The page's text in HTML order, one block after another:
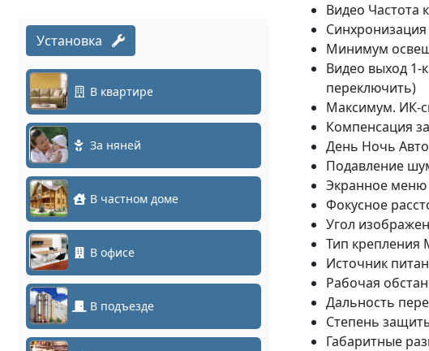
Установка
В квартире
За няней
В частном доме
В офисе
В подъезде
Видео Частота
Минимум
Видео выход 1-
переключить)
Максимум. ИК-
Компенсация
День Ночь
Подавление
Экранное меню
Фокусное
Угол
Тип крепления
Источник
Рабочая
Дальность
Степень
Габаритные